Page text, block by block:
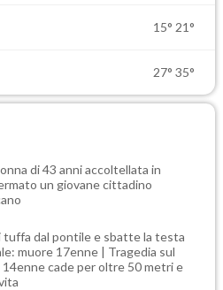
15° 21°
27° 35°
di 43 anni accoltellata in
un giovane cittadino
tuffa dal pontile e sbatte la testa
muore 17enne | Tragedia sul
14enne cade per oltre 50 metri e